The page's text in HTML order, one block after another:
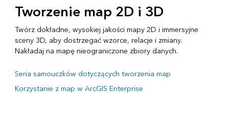
Tworzenie map 2D i 3D
Twórz dokładne, wysokiej jakości mapy 2D i immersyjne
sceny 3D, aby dostrzegać wzorce, relacje i zmiany.
Nakładaj na mapę nieograniczone zbiory danych.
Seria samouczków dotyczących tworzenia map
Korzystanie z map w ArcGIS Enterprise